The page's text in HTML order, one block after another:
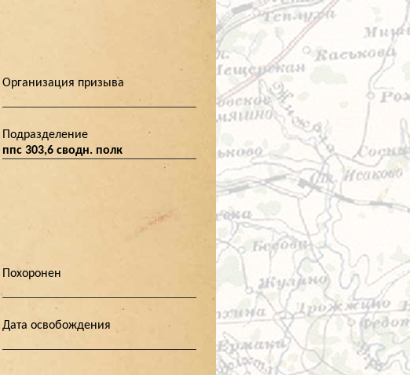
Организация призыва
Подразделение
ппс 303,6 сводн. полк
Похоронен
Дата освобождения